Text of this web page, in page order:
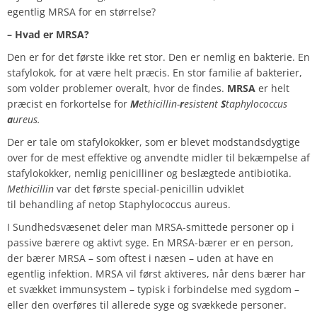
egentlig MRSA for en størrelse?
– Hvad er MRSA?
Den er for det første ikke ret stor. Den er nemlig en bakterie. En
stafylokok, for at være helt præcis. En stor familie af bakterier,
som volder problemer overalt, hvor de findes. MRSA er helt
præcist en forkortelse for Methicillin-resistent Staphylococcus
aureus.
Der er tale om stafylokokker, som er blevet modstandsdygtige
over for de mest effektive og anvendte midler til bekæmpelse af
stafylokokker, nemlig penicilliner og beslægtede antibiotika.
Methicillin var det første special-penicillin udviklet
til behandling af netop Staphylococcus aureus.
I Sundhedsvæsenet deler man MRSA-smittede personer op i
passive bærere og aktivt syge. En MRSA-bærer er en person,
der bærer MRSA – som oftest i næsen – uden at have en
egentlig infektion. MRSA vil først aktiveres, når dens bærer har
et svækket immunsystem – typisk i forbindelse med sygdom –
eller den overføres til allerede syge og svækkede personer.